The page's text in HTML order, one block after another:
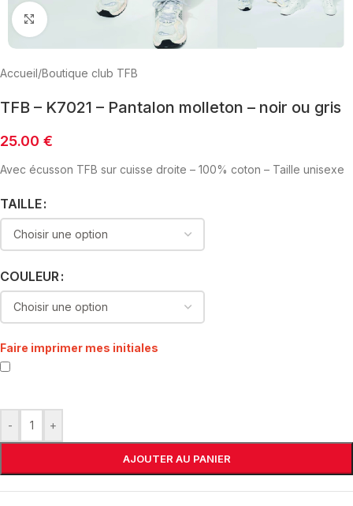
Click to enlarge
Accueil/Boutique club TFB
TFB – K7021 – Pantalon molleton – noir ou gris
25.00 €
Avec écusson TFB sur cuisse droite – 100% coton – Taille unisexe
TAILLE
COULEUR
Faire imprimer mes initiales
- +
AJOUTER AU PANIER